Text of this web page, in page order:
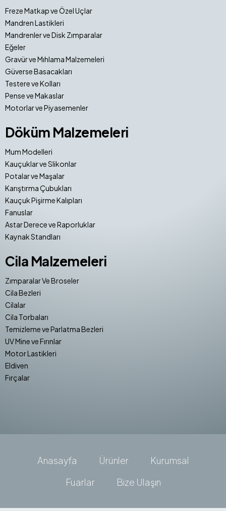
Freze Matkap ve Özel Uçlar
Mandren Lastikleri
Mandrenler ve Disk Zımparalar
Eğeler
Gravür ve Mıhlama Malzemeleri
Güverse Basacakları
Testere ve Kolları
Pense ve Makaslar
Motorlar ve Piyasemenler
Döküm Malzemeleri
Mum Modelleri
Kauçuklar ve Slikonlar
Potalar ve Maşalar
Karıştırma Çubukları
Kauçuk Pişirme Kalıpları
Fanuslar
Astar Derece ve Raporluklar
Kaynak Standları
Cila Malzemeleri
Zımparalar Ve Broseler
Cila Bezleri
Cilalar
Cila Torbaları
Temizleme ve Parlatma Bezleri
UV Mine ve Fırınlar
Motor Lastikleri
Eldiven
Fırçalar
Anasayfa Ürünler
Kurumsal
Fuarlar
Bize Ulaşın